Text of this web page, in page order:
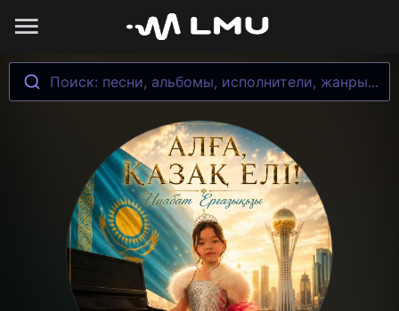
Поиск: песни, альбомы, исполнители, жанры...